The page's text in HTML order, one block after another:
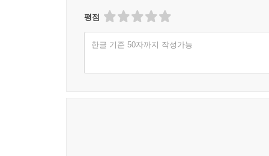
평점
한글 기준 50자까지 작성가능